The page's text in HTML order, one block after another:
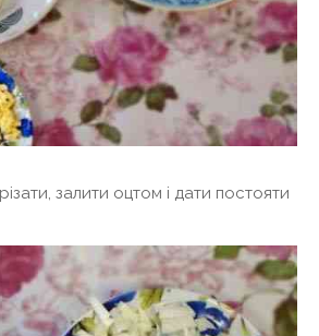
залити оцтом і дати постояти